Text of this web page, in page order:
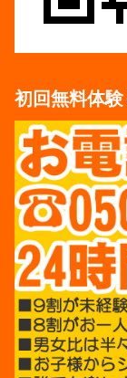
初回無料体験